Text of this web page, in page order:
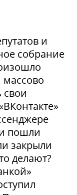
и
собрание
свои
пошли
закрыли
делают?